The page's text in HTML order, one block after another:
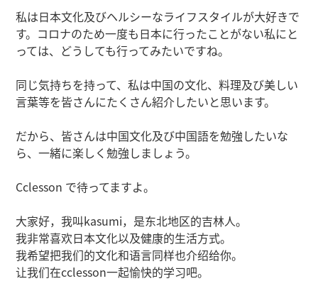
私は日本文化及びヘルシーなライフスタイルが大好きで
す。コロナのため一度も日本に行ったことがない私にと
っては、どうしても行ってみたいですね。
同じ気持ちを持って、私は中国の文化、料理及び美しい
言葉等を皆さんにたくさん紹介したいと思います。
だから、皆さんは中国文化及び中国語を勉強したいな
ら、一緒に楽しく勉強しましょう。
Cclesson で待ってますよ。
大家好，我叫kasumi，是东北地区的吉林人。
我非常喜欢日本文化以及健康的生活方式。
我希望把我们的文化和语言同样也介绍给你。
让我们在cclesson一起愉快的学习吧。